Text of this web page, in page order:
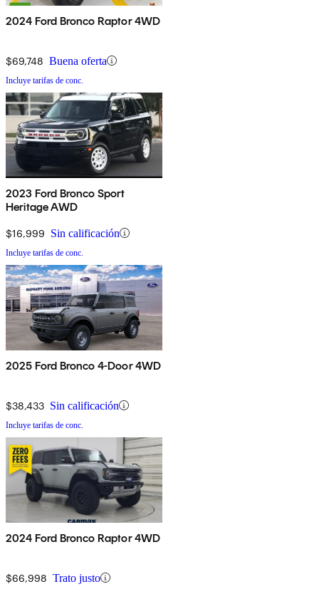
2024 Ford Bronco Raptor 4WD
$69,748 Buena oferta
Incluye tarifas de conc.
2023 Ford Bronco Sport
Heritage AWD
$16,999 Sin calificación
Incluye tarifas de conc.
2025 Ford Bronco 4-Door 4WD
$38,433 Sin calificación
Incluye tarifas de conc.
2024 Ford Bronco Raptor 4WD
$66,998 Trato justo